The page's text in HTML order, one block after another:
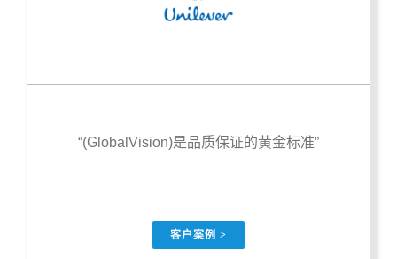
“(GlobalVision)是品质保证的黄金标准”
客户案例 >